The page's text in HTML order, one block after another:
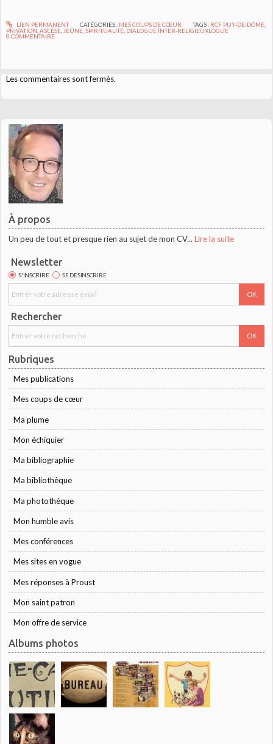
À propos
Un peu de tout et presque rien au sujet de mon CV... Lire la suite
Newsletter
S'INSCRIRE SE DÉSINSCRIRE
Rechercher
Rubriques
Mes publications
Mes coups de cœur
Ma plume
Mon échiquier
Ma bibliographie
Ma bibliothèque
Ma photothèque
Mon humble avis
Mes conférences
Mes sites en vogue
Mes réponses à Proust
Mon saint patron
Mon offre de service
Albums photos
LIEN PERMANENT CATÉGORIES : MES COUPS DE CŒUR TAGS : RCF PUY-DE-DÔME,
PRIVATION,ASCÈSE,JEÛNE,SPIRITUALITÉ, DIALOGUE INTER-RELIGIEUXLOGUE
0 COMMENTAIRE
Les commentaires sont fermés.